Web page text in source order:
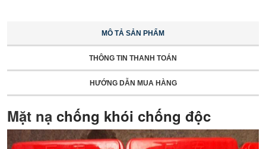
MÔ TẢ SẢN PHẨM
THÔNG TIN THANH TOÁN
HƯỚNG DẪN MUA HÀNG
Mặt nạ chống khói chống độc